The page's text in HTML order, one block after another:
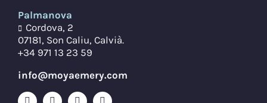
Palmanova
Cordova, 2
07181, Son Caliu, Calvià.
+34 971 13 23 59
info@moyaemery.com